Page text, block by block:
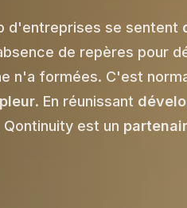
d'entreprises se sentent
de repères pour
n'a formées. C'est
. En réunissant
, Qontinuity est un